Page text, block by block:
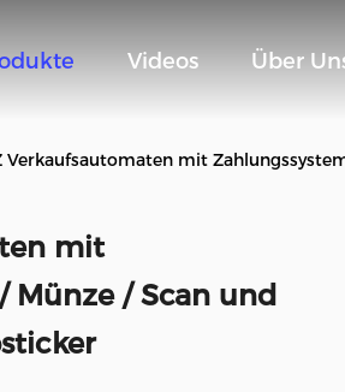
Videos Über
Verkaufsautomaten mit
mit
Münze / Scan und